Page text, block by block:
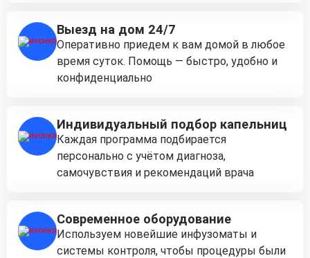
Выезд на дом 24/7
Оперативно приедем к вам домой в любое
время суток. Помощь — быстро, удобно и
конфиденциально
Индивидуальный подбор капельниц
Каждая программа подбирается
персонально с учётом диагноза,
самочувствия и рекомендаций врача
Современное оборудование
Используем новейшие инфузоматы и
системы контроля, чтобы процедуры были